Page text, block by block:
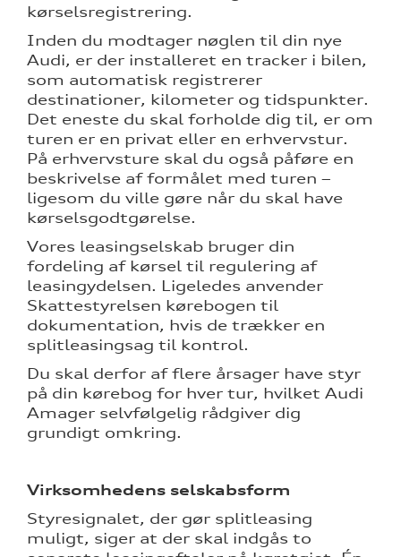
kørselsregistrering.
Inden du modtager nøglen til din nye
Audi, er der installeret en tracker i bilen,
som automatisk registrerer
destinationer, kilometer og tidspunkter.
Det eneste du skal forholde dig til, er om
turen er en privat eller en erhvervstur.
På erhvervsture skal du også påføre en
beskrivelse af formålet med turen –
ligesom du ville gøre når du skal have
kørselsgodtgørelse.
Vores leasingselskab bruger din
fordeling af kørsel til regulering af
leasingydelsen. Ligeledes anvender
Skattestyrelsen kørebogen til
dokumentation, hvis de trækker en
splitleasingsag til kontrol.
Du skal derfor af flere årsager have styr
på din kørebog for hver tur, hvilket Audi
Amager selvfølgelig rådgiver dig
grundigt omkring.
Virksomhedens selskabsform
Styresignalet, der gør splitleasing
muligt, siger at der skal indgås to